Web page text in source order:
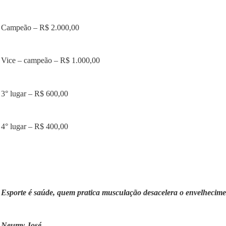
Campeão – R$ 2.000,00
Vice – campeão – R$ 1.000,00
3° lugar – R$ 600,00
4° lugar – R$ 400,00
Esporte é saúde, quem pratica musculação desacelera o